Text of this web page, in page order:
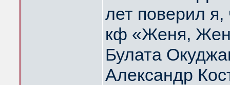
лет поверил
кф «Женя,
Булата
Александр